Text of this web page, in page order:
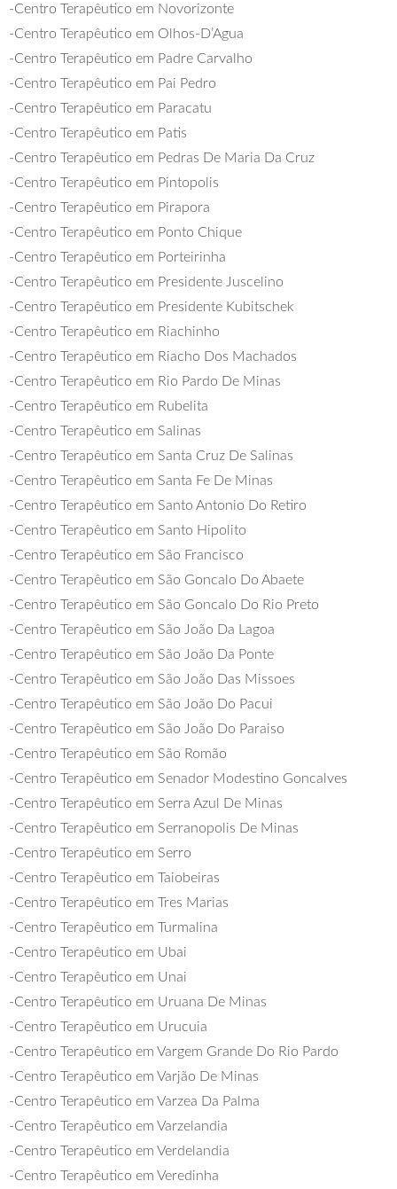
-Centro Terapêutico em Novorizonte
-Centro Terapêutico em Olhos-D’Agua
-Centro Terapêutico em Padre Carvalho
-Centro Terapêutico em Pai Pedro
-Centro Terapêutico em Paracatu
-Centro Terapêutico em Patis
-Centro Terapêutico em Pedras De Maria Da Cruz
-Centro Terapêutico em Pintopolis
-Centro Terapêutico em Pirapora
-Centro Terapêutico em Ponto Chique
-Centro Terapêutico em Porteirinha
-Centro Terapêutico em Presidente Juscelino
-Centro Terapêutico em Presidente Kubitschek
-Centro Terapêutico em Riachinho
-Centro Terapêutico em Riacho Dos Machados
-Centro Terapêutico em Rio Pardo De Minas
-Centro Terapêutico em Rubelita
-Centro Terapêutico em Salinas
-Centro Terapêutico em Santa Cruz De Salinas
-Centro Terapêutico em Santa Fe De Minas
-Centro Terapêutico em Santo Antonio Do Retiro
-Centro Terapêutico em Santo Hipolito
-Centro Terapêutico em São Francisco
-Centro Terapêutico em São Goncalo Do Abaete
-Centro Terapêutico em São Goncalo Do Rio Preto
-Centro Terapêutico em São João Da Lagoa
-Centro Terapêutico em São João Da Ponte
-Centro Terapêutico em São João Das Missoes
-Centro Terapêutico em São João Do Pacui
-Centro Terapêutico em São João Do Paraiso
-Centro Terapêutico em São Romão
-Centro Terapêutico em Senador Modestino Goncalves
-Centro Terapêutico em Serra Azul De Minas
-Centro Terapêutico em Serranopolis De Minas
-Centro Terapêutico em Serro
-Centro Terapêutico em Taiobeiras
-Centro Terapêutico em Tres Marias
-Centro Terapêutico em Turmalina
-Centro Terapêutico em Ubai
-Centro Terapêutico em Unai
-Centro Terapêutico em Uruana De Minas
-Centro Terapêutico em Urucuia
-Centro Terapêutico em Vargem Grande Do Rio Pardo
-Centro Terapêutico em Varjão De Minas
-Centro Terapêutico em Varzea Da Palma
-Centro Terapêutico em Varzelandia
-Centro Terapêutico em Verdelandia
-Centro Terapêutico em Veredinha